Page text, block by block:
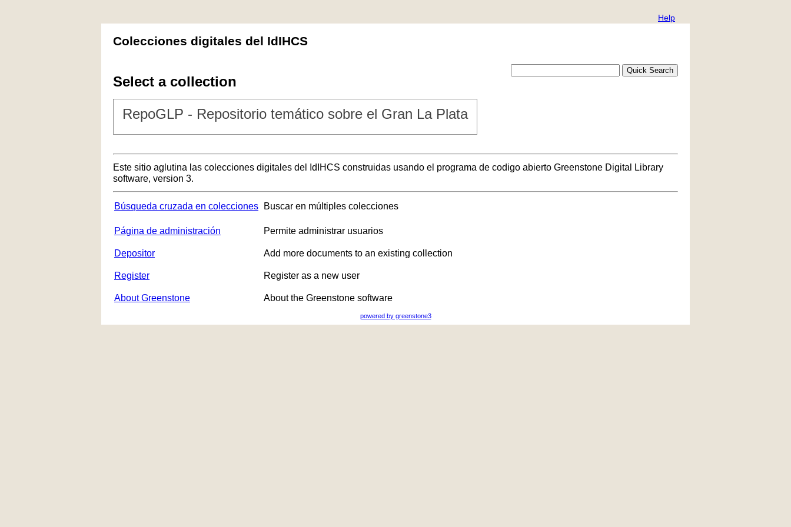
Help
Colecciones digitales del IdIHCS
Select a collection
RepoGLP - Repositorio temático sobre el Gran La Plata
Este sitio aglutina las colecciones digitales del IdIHCS construidas usando el programa de codigo abierto Greenstone Digital Library
software, version 3.
Búsqueda cruzada en colecciones Buscar en múltiples colecciones
Página de administración Permite administrar usuarios
Depositor Add more documents to an existing collection
Register Register as a new user
About Greenstone About the Greenstone software
powered by greenstone3